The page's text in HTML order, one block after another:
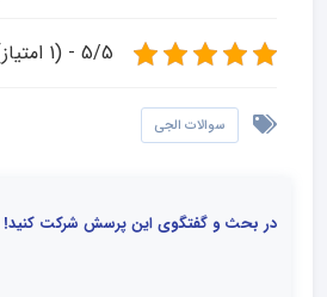
5/5 - (1 امتیاز)
سوالات الجی
در بحث و گفتگوی این پرسش شرکت کنید!